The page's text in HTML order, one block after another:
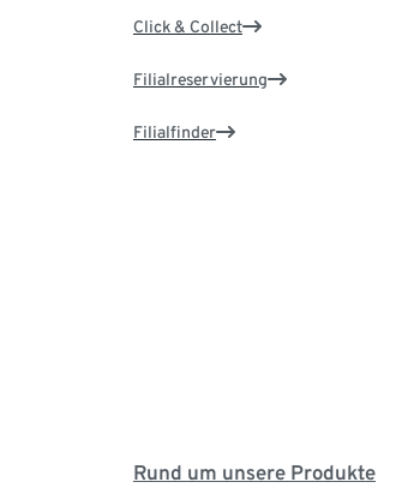
Click & Collect
Filialreservierung
Filialfinder
Rund um unsere Produkte